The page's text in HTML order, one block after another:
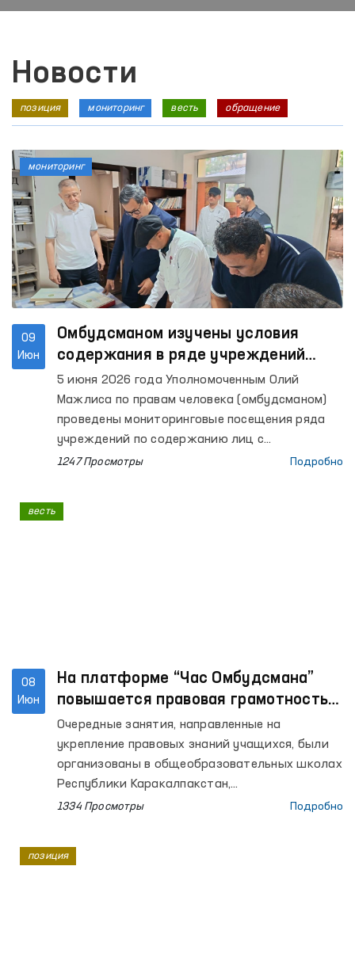
Новости
позиция мониторинг весть обращение
09
Июн
Омбудсманом изучены условия
содержания в ряде учреждений
Ферганской области
5 июня 2026 года Уполномоченным Олий
Мажлиса по правам человека (омбудсманом)
проведены мониторинговые посещения ряда
учреждений по содержанию лиц с
ограниченной свободой передвижения в
1247 Просмотры Подробно
мониторинг
08
Июн
На платформе “Час Омбудсмана”
повышается правовая грамотность
школьников
Очередные занятия, направленные на
укрепление правовых знаний учащихся, были
организованы в общеобразовательных школах
Республики Каракалпакстан,
Кашкадарьинской, Ташкентской, Хорезмской,
региональными представителями Омбудсмана
1334 Просмотры Подробно
весть
позиция